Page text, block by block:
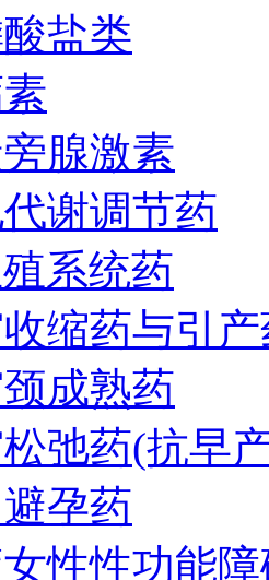
盐类
腺激素
谢调节药
系统药
缩药与引
成熟药
弛药(抗早
孕药
性性功能